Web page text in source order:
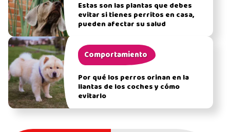
Estas son las plantas que debes
evitar si tienes perritos en casa,
pueden afectar su salud
Comportamiento
Por qué los perros orinan en la
llantas de los coches y cómo
evitarlo